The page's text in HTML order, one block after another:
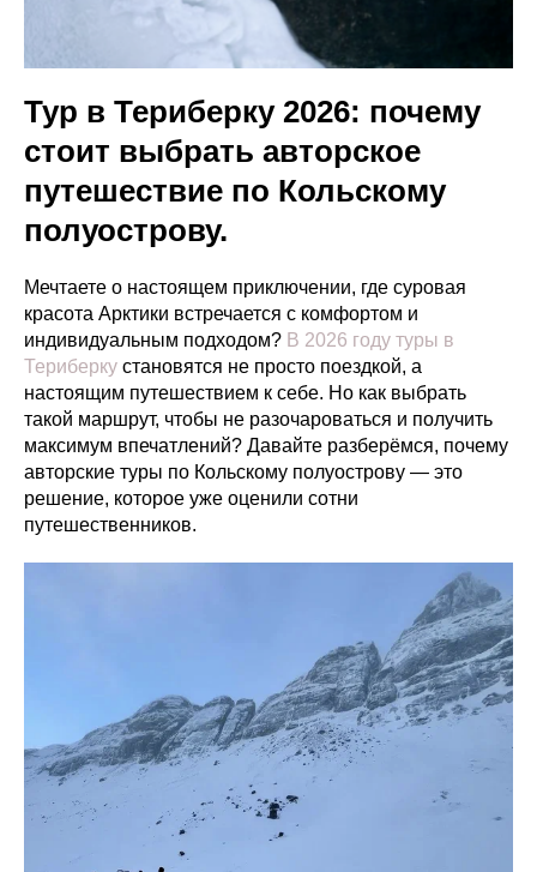
Тур в Териберку 2026: почему
стоит выбрать авторское
путешествие по Кольскому
полуострову.
Мечтаете о настоящем приключении, где суровая
красота Арктики встречается с комфортом и
индивидуальным подходом? В 2026 году туры в
Териберку становятся не просто поездкой, а
настоящим путешествием к себе. Но как выбрать
такой маршрут, чтобы не разочароваться и получить
максимум впечатлений? Давайте разберёмся, почему
авторские туры по Кольскому полуострову — это
решение, которое уже оценили сотни
путешественников.